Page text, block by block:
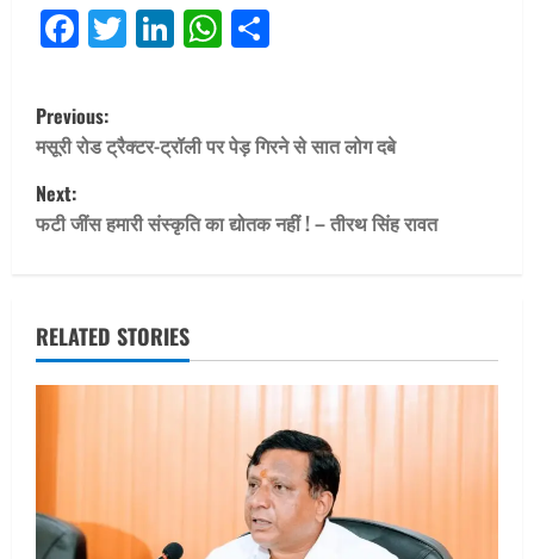
Facebook
Twitter
LinkedIn
WhatsApp
P
o
s
a
g
Previous:
मसूरी रोड ट्रैक्टर-ट्रॉली पर पेड़ गिरने से सात लोग दबे
Next:
फटी जींस हमारी संस्कृति का द्योतक नहीं ! – तीरथ सिंह रावत
RELATED STORIES